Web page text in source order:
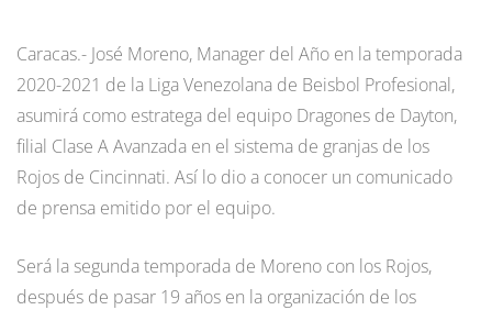
Caracas.- José Moreno, Manager del Año en la temporada
2020-2021 de la Liga Venezolana de Beisbol Profesional,
asumirá como estratega del equipo Dragones de Dayton,
filial Clase A Avanzada en el sistema de granjas de los
Rojos de Cincinnati. Así lo dio a conocer un comunicado
de prensa emitido por el equipo.
Será la segunda temporada de Moreno con los Rojos,
después de pasar 19 años en la organización de los